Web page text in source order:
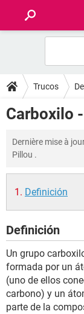
FORUMS
SALUD
FAMILIA
NUTRICIÓN
SEXUALIDAD
GLOSARIO
Trucos
Carboxilo
Dernière mise à
Pillou .
Definición
Definición
Un grupo
formada por un
(uno de ellos
carbono) y un
parte de la